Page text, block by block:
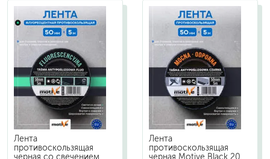
Лента
противоскользящая
черная со свечением
Лента
противоскользящая
черная Motive Black 20